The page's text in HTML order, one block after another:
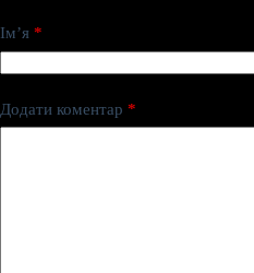
Ім’я *
Додати коментар *